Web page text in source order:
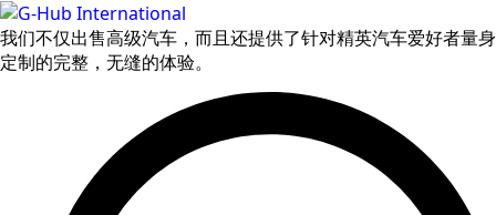
我们不仅出售高级汽车，而且还提供了针对精英汽车爱好者量身
定制的完整，无缝的体验。